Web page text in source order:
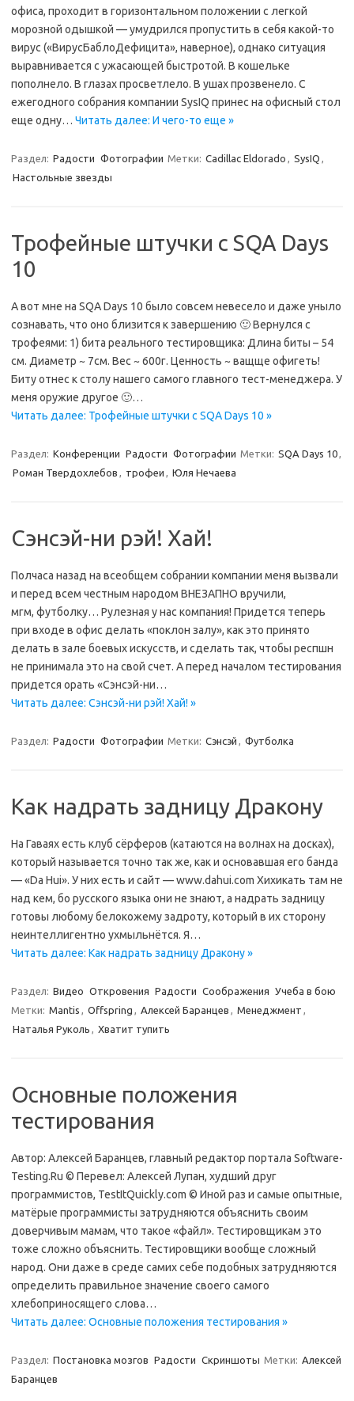
офиса, проходит в горизонтальном положении с легкой
морозной одышкой — умудрился пропустить в себя какой-то
вирус («ВирусБаблоДефицита», наверное), однако ситуация
выравнивается с ужасающей быстротой. В кошельке
пополнело. В глазах просветлело. В ушах прозвенело. C
ежегодного собрания компании SysIQ принес на офисный стол
еще одну… Читать далее: И чего-то еще »
Раздел: Радости Фотографии Метки: Cadillac Eldorado , SysIQ ,
Настольные звезды
Трофейные штучки с SQA Days
10
А вот мне на SQA Days 10 было совсем невесело и даже уныло
сознавать, что оно близится к завершению 🙂 Вернулся с
трофеями: 1) бита реального тестировщика: Длина биты – 54
см. Диаметр ~ 7см. Вес ~ 600г. Ценность ~ ващще офигеть!
Биту отнес к столу нашего самого главного тест-менеджера. У
меня оружие другое 🙂…
Читать далее: Трофейные штучки с SQA Days 10 »
Раздел: Конференции Радости Фотографии Метки: SQA Days 10,
Роман Твердохлебов , трофеи , Юля Нечаева
Сэнсэй-ни рэй! Хай!
Полчаса назад на всеобщем собрании компании меня вызвали
и перед всем честным народом ВНЕЗАПНО вручили,
мгм, футболку… Рулезная у нас компания! Придется теперь
при входе в офис делать «поклон залу», как это принято
делать в зале боевых искусств, и сделать так, чтобы респшн
не принимала это на свой счет. А перед началом тестирования
придется орать «Сэнсэй-ни…
Читать далее: Сэнсэй-ни рэй! Хай! »
Раздел: Радости Фотографии Метки: Сэнсэй , Футболка
Как надрать задницу Дракону
На Гаваях есть клуб сёрферов (катаются на волнах на досках),
который называется точно так же, как и основавшая его банда
— «Da Hui». У них есть и сайт — www.dahui.com Хихикать там не
над кем, бо русского языка они не знают, а надрать задницу
готовы любому белокожему задроту, который в их сторону
неинтеллигентно ухмыльнётся. Я…
Читать далее: Как надрать задницу Дракону »
Раздел: Видео Откровения Радости Соображения Учеба в бою
Метки: Mantis , Offspring , Алексей Баранцев , Менеджмент ,
Наталья Руколь , Хватит тупить
Основные положения
тестирования
Автор: Алексей Баранцев, главный редактор портала Software-
Testing.Ru © Перевел: Алексей Лупан, худший друг
программистов, TestItQuickly.com © Иной раз и самые опытные,
матёрые программисты затрудняются объяснить своим
доверчивым мамам, что такое «файл». Тестировщикам это
тоже сложно объяснить. Тестировщики вообще сложный
народ. Они даже в среде самих себе подобных затрудняются
определить правильное значение своего самого
хлебоприносящего слова…
Читать далее: Основные положения тестирования »
Раздел: Постановка мозгов Радости Скриншоты Метки: Алексей
Баранцев